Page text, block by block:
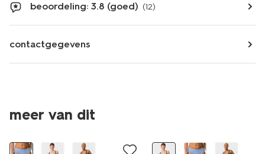
beoordeling: 3.8 (goed) (12)
contactgegevens
meer van dit
3+1 gratis